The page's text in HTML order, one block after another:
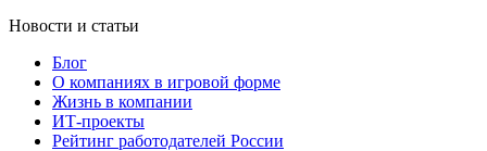
Новости и статьи
Блог
О компаниях в игровой форме
Жизнь в компании
ИТ-проекты
Рейтинг работодателей России